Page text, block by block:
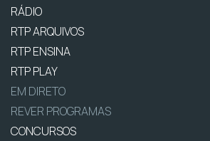
RÁDIO
RTP ARQUIVOS
RTP ENSINA
RTP PLAY
EM DIRETO
REVER PROGRAMAS
CONCURSOS